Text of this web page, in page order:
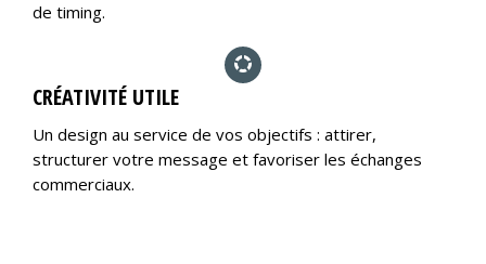
de timing.
CRÉATIVITÉ UTILE
Un design au service de vos objectifs : attirer,
structurer votre message et favoriser les échanges
commerciaux.